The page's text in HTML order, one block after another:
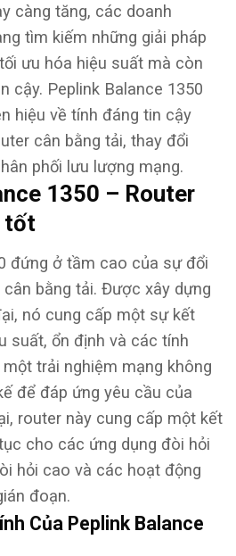
càng tăng, các doanh
tìm kiếm những giải pháp
ưu hóa hiệu suất mà còn
cậy. Peplink Balance 1350
hiệu về tính đáng tin cậy
cân bằng tải, thay đổi
phối lưu lượng mạng.
1350 – Router
tốt
đứng ở tầm cao của sự đổi
bằng tải. Được xây dựng
nó cung cấp một sự kết
suất, ổn định và các tính
trải nghiệm mạng không
để đáp ứng yêu cầu của
router này cung cấp một kết
cho các ứng dụng đòi hỏi
hỏi cao và các hoạt động
đoạn.
Của Peplink Balance